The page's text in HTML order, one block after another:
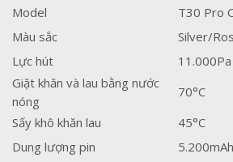
Model
T30 Pro
Màu sắc
Silver/
Lực hút
11.000Pa
Giặt khăn và lau bằng nước
nóng
70°C
Sấy khô khăn lau
45°C
Dung lượng pin
5.200mAh